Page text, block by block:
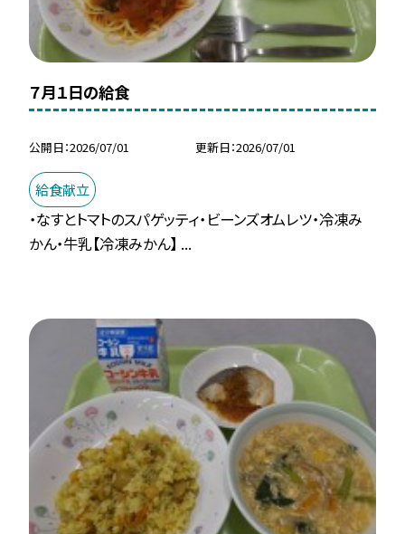
７月１日の給食
公開日 2026/07/01 更新日 2026/07/01
給食献立
・なすとトマトのスパゲッティ・ビーンズオムレツ・冷凍み
かん・牛乳【冷凍みかん】 ...